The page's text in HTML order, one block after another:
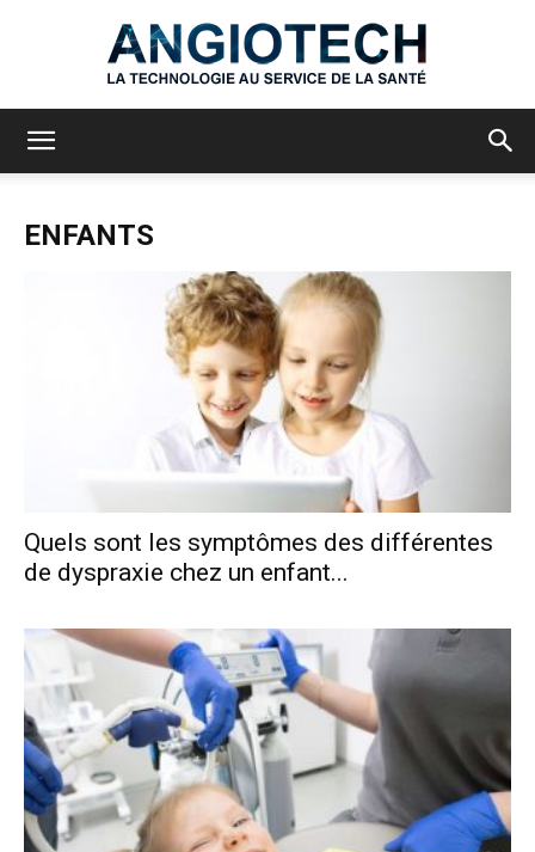
ENFANTS
Quels sont les symptômes des différentes
de dyspraxie chez un enfant...